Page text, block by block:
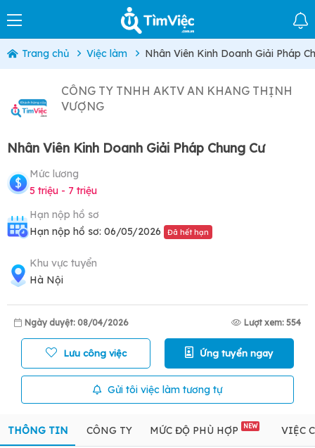
Trang chủ Việc làm Nhân Viên Kinh Doanh Giải Pháp
CÔNG TY TNHH AKTV AN KHANG THỊNH
VƯỢNG
Nhân Viên Kinh Doanh Giải Pháp Chung Cư
Mức lương
5 triệu - 7 triệu
Hạn nộp hồ sơ
Hạn nộp hồ sơ: 06/05/2026
Đã hết hạn
Khu vực tuyển
Hà Nội
Ngày duyệt: 08/04/2026 Lượt xem: 554
Lưu công việc Ứng tuyển ngay
Gửi tôi việc làm tương tự
THÔNG TIN CÔNG TY MỨC ĐỘ PHÙ HỢP NEW VIỆC